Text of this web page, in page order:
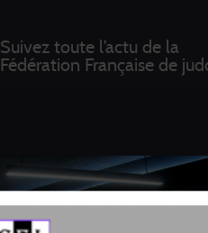
Suivez toute l’actu de la
Fédération Française de